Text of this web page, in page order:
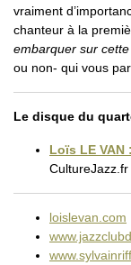
vraiment
chanteur à la
embarquer sur
ou non- qui vous
Le disque du
Loïs LE VAN
loislevan.com